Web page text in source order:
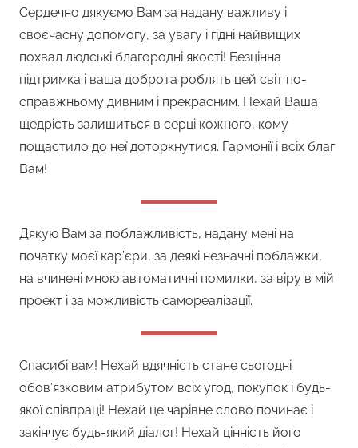
Сердечно дякуємо Вам за надану важливу і
своєчасну допомогу, за увагу і гідні найвищих
похвал людські благородні якості! Безцінна
підтримка і ваша доброта роблять цей світ по-
справжньому дивним і прекрасним. Нехай Ваша
щедрість залишиться в серці кожного, кому
пощастило до неї доторкнутися. Гармонії і всіх благ
Вам!
Дякую Вам за поблажливість, надану мені на
початку моєї кар’єри, за деякі незначні поблажки,
на вчинені мною автоматичні помилки, за віру в мій
проект і за можливість самореалізації.
Спасибі вам! Нехай вдячність стане сьогодні
обов’язковим атрибутом всіх угод, покупок і будь-
якої співпраці! Нехай це чарівне слово починає і
закінчує будь-який діалог! Нехай цінність його